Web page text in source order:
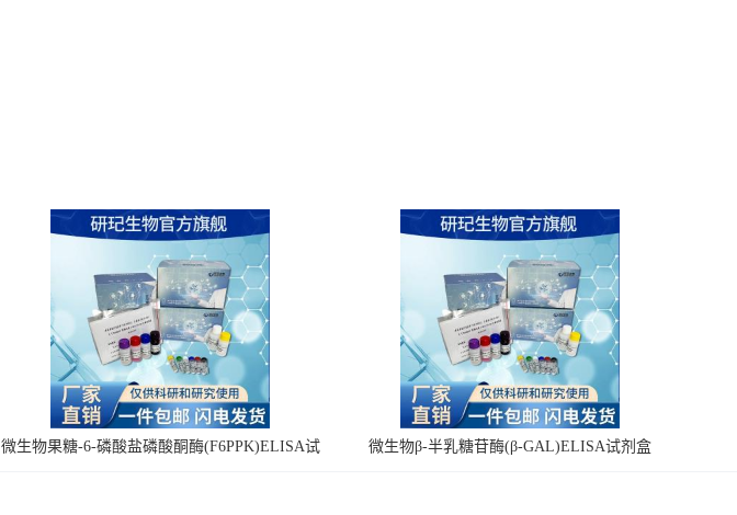
微生物果糖-6-磷酸盐磷酸酮酶(F6PPK)ELISA试
微生物β-半乳糖苷酶(β-GAL)ELISA试剂盒